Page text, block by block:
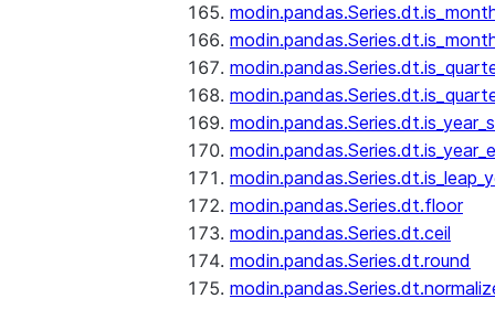
modin.pandas.Series.dt.floor
modin.pandas.Series.dt.ceil
modin.pandas.Series.dt.round